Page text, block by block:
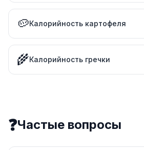
🥔Калорийность картофеля
🌾Калорийность гречки
❓Частые вопросы